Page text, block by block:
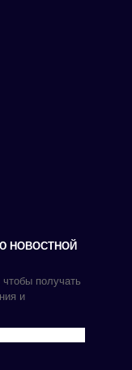
НОВОСТНОЙ
получать
и